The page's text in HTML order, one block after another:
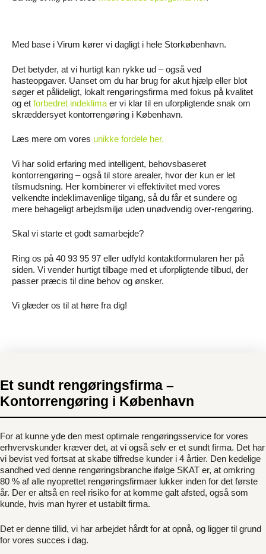
Med base i Virum kører vi dagligt i hele Storkøbenhavn.
Det betyder, at vi hurtigt kan rykke ud – også ved
hasteopgaver. Uanset om du har brug for akut hjælp eller blot
søger et pålideligt, lokalt rengøringsfirma med fokus på kvalitet
og et forbedret indeklima er vi klar til en uforpligtende snak om
skræddersyet kontorrengøring i København.
Læs mere om vores unikke fordele her.
Vi har solid erfaring med intelligent, behovsbaseret
kontorrengøring – også til store arealer, hvor der kun er let
tilsmudsning. Her kombinerer vi effektivitet med vores
velkendte indeklimavenlige tilgang, så du får et sundere og
mere behageligt arbejdsmiljø uden unødvendig over-rengøring.
Skal vi starte et godt samarbejde?
Ring os på 40 93 95 97 eller udfyld kontaktformularen her på
siden. Vi vender hurtigt tilbage med et uforpligtende tilbud, der
passer præcis til dine behov og ønsker.
Vi glæder os til at høre fra dig!
Et sundt rengøringsfirma –
Kontorrengøring i København
For at kunne yde den mest optimale rengøringsservice for vores
erhvervskunder kræver det, at vi også selv er et sundt firma. Det har
vi bevist ved fortsat at skabe tilfredse kunder i 4 årtier. Den kedelige
sandhed ved denne rengøringsbranche ifølge SKAT er, at omkring
80 % af alle nyoprettet rengøringsfirmaer lukker inden for det første
år. Der er altså en reel risiko for at komme galt afsted, også som
kunde, hvis man hyrer et ustabilt firma.
Det er denne tillid, vi har arbejdet hårdt for at opnå, og ligger til grund
for vores succes i dag.